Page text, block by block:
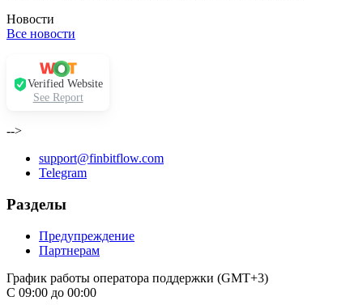
Новости
Все новости
Verified Website
See Report
-->
support@finbitflow.com
Telegram
Разделы
Предупреждение
Партнерам
График работы оператора поддержки (GMT+3)
С 09:00 до 00:00